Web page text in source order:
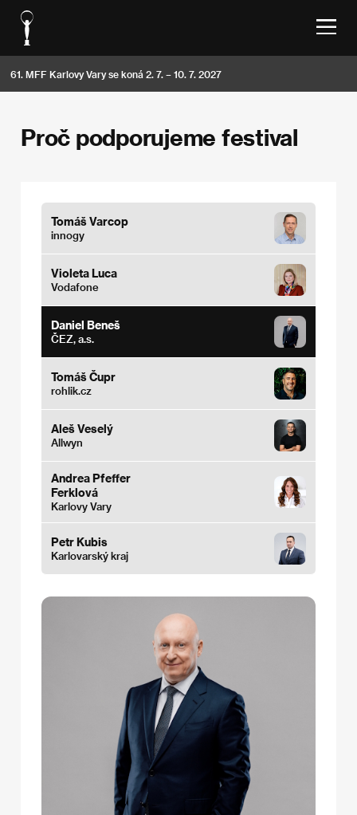
61. MFF Karlovy Vary se koná 2. 7. – 10. 7. 2027
Proč podporujeme festival
Tomáš Varcop
innogy
Violeta Luca
Vodafone
Daniel Beneš
ČEZ, a.s.
Tomáš Čupr
rohlik.cz
Aleš Veselý
Allwyn
Andrea Pfeffer
Ferklová
Karlovy Vary
Petr Kubis
Karlovarský kraj